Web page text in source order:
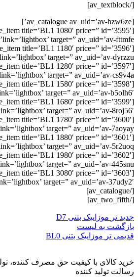
[/av_textblock]
[av_catalogue av_uid=’av-hzw6ze’]
title=’BL1 1080′ price=” id=’3595′
link=’lightbox’ target=” av_uid=’av-fttmfe’][/av_catalogue_item]
title=’BL1 1180′ price=” id=’3596′
link=’lightbox’ target=” av_uid=’av-dyrzzu’][/av_catalogue_item]
title=’BL1 1280′ price=” id=’3597′
target=” av_uid=’av-cs9v4a’][/av_catalogue_item]
title=’BL1 1580′ price=” id=’3598′
target=” av_uid=’av-b5olh6′][/av_catalogue_item]
title=’BL1 1680′ price=” id=’3599′
target=” av_uid=’av-8roj56′][/av_catalogue_item]
title=’BL1 1780′ price=” id=’3600′
target=” av_uid=’av-7aoyay’][/av_catalogue_item]
title=’BL1 1880′ price=” id=’3601′
target=” av_uid=’av-5r2uoq’][/av_catalogue_item]
title=’BL1 1980′ price=” id=’3602′
target=” av_uid=’av-445snu’][/av_catalogue_item]
title=’BL1 3080′ price=” id=’3603′
target=” av_uid=’av-37udy2′][/av_catalogue_item]
[/av_catalogue]
[/av_two_fifth]
جدید تر موزاییک بتنی D7
بازگشت به لیست
قدیمی تر موزاییک بتنی BL0
خرید کالای با کیفیت حق مصرف کننده،
رسالت تولید کننده